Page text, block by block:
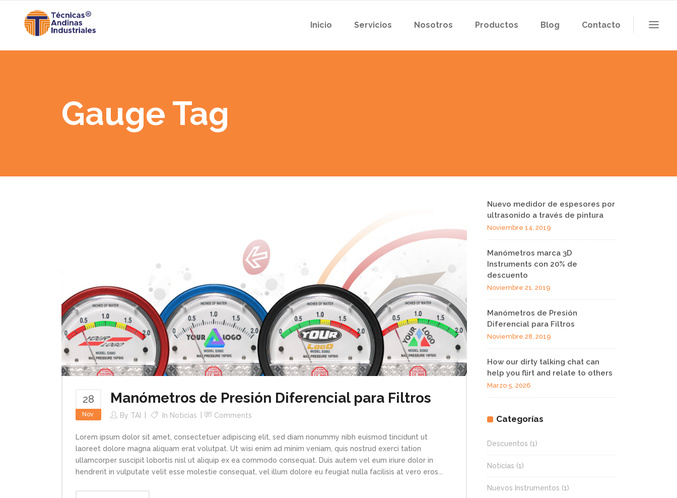
Inicio Servicios Nosotros Productos Blog Contacto
Gauge Tag
28
Nov
Manómetros de Presión Diferencial para Filtros
By TAI In Noticias Comments
Lorem ipsum dolor sit amet, consectetuer adipiscing elit, sed diam nonummy nibh euismod tincidunt ut
laoreet dolore magna aliquam erat volutpat. Ut wisi enim ad minim veniam, quis nostrud exerci tation
ullamcorper suscipit lobortis nisl ut aliquip ex ea commodo consequat. Duis autem vel eum iriure dolor in
hendrerit in vulputate velit esse molestie consequat, vel illum dolore eu feugiat nulla facilisis at vero eros...
Nuevo medidor de espesores por
ultrasonido a través de pintura
Noviembre 14, 2019
Manómetros marca 3D
Instruments con 20% de
descuento
Noviembre 21, 2019
Manómetros de Presión
Diferencial para Filtros
Noviembre 28, 2019
How our dirty talking chat can
help you flirt and relate to others
Marzo 5, 2026
Categorías
Descuentos (1)
Noticias (1)
Nuevos Instrumentos (1)